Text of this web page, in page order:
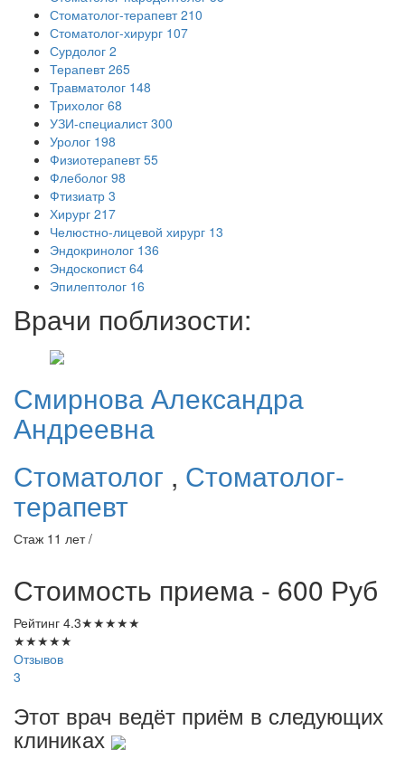
Стоматолог-терапевт 210
Стоматолог-хирург 107
Сурдолог 2
Терапевт 265
Травматолог 148
Трихолог 68
УЗИ-специалист 300
Уролог 198
Физиотерапевт 55
Флеболог 98
Фтизиатр 3
Хирург 217
Челюстно-лицевой хирург 13
Эндокринолог 136
Эндоскопист 64
Эпилептолог 16
Врачи поблизости:
СмирноваАлександра
Андреевна
Стоматолог , Стоматолог-
терапевт
Стаж 11 лет /
Стоимость приема - 600 Руб
Рейтинг 4.3★★★★★
★★★★★
Отзывов
3
Этот врач ведёт приём в следующих
клиниках